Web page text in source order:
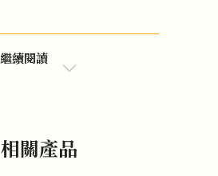
繼續閱讀
相關產品